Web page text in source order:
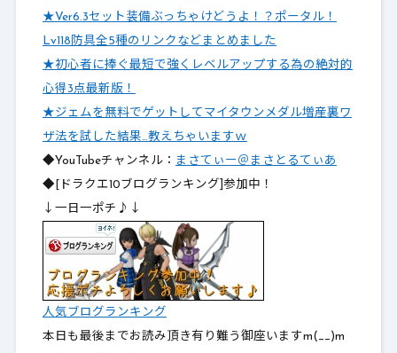
★Ver6.3セット装備ぶっちゃけどうよ！？ポータル！
Lv118防具全5種のリンクなどまとめました
★初心者に捧ぐ最短で強くレベルアップする為の絶対的
心得3点最新版！
★ジェムを無料でゲットしてマイタウンメダル増産裏ワ
ザ法を試した結果…教えちゃいますｗ
◆YouTubeチャンネル： まさてぃー＠まさとるてぃあ
◆[ドラクエ10ブログランキング]参加中！
↓一日一ポチ♪↓
人気ブログランキング
本日も最後までお読み頂き有り難う御座いますm(__)m